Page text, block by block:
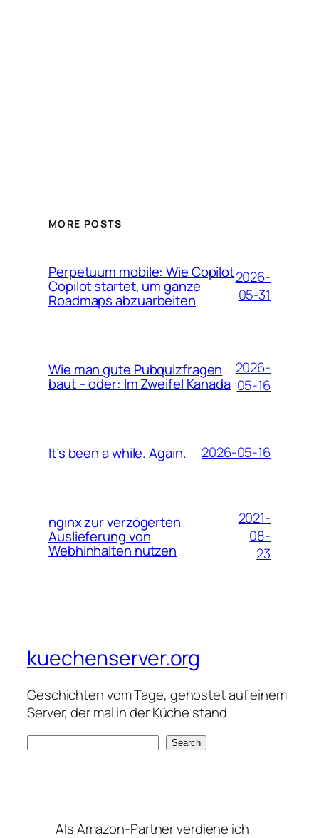
MORE POSTS
Perpetuum mobile: Wie Copilot
Copilot startet, um ganze
Roadmaps abzuarbeiten
2026-
05-31
Wie man gute Pubquizfragen
baut – oder: Im Zweifel Kanada
2026-
05-16
It’s been a while. Again. 2026-05-16
nginx zur verzögerten
Auslieferung von
Webhinhalten nutzen
2021-
08-
23
kuechenserver.org
Geschichten vom Tage, gehostet auf einem
Server, der mal in der Küche stand
Search
Als Amazon-Partner verdiene ich